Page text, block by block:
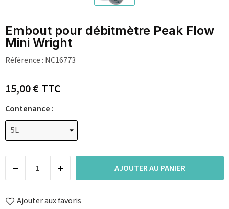
Embout pour débitmètre Peak Flow
Mini Wright
Référence : NC16773
15,00 €TTC
Contenance :
AJOUTER AU PANIER
Ajouter aux favoris